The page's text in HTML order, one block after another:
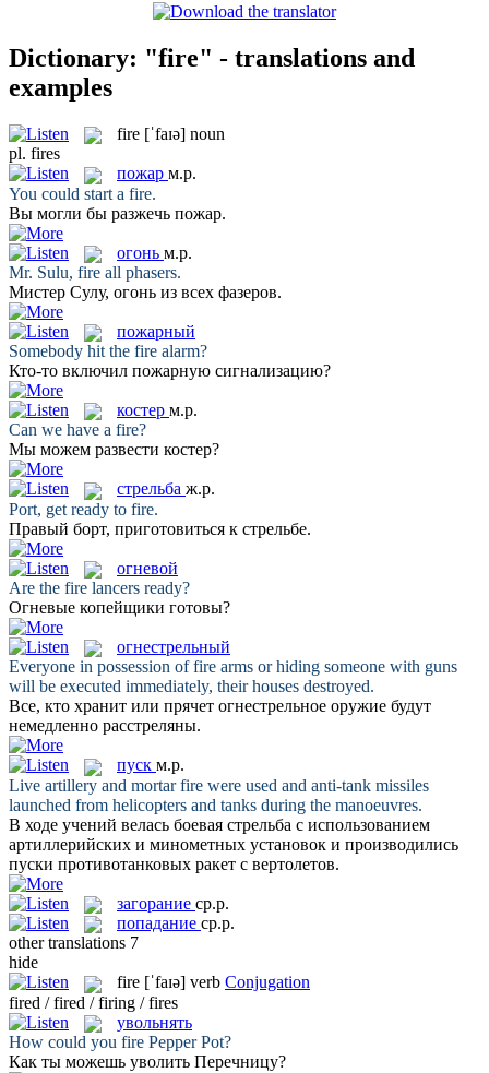
Dictionary: "fire" - translations and
examples
fire [ˈfaɪə] noun
pl. fires
пожар м.р.
You could start a fire.
Вы могли бы разжечь пожар.
огонь м.р.
Mr. Sulu, fire all phasers.
Мистер Сулу, огонь из всех фазеров.
пожарный
Somebody hit the fire alarm?
Кто-то включил пожарную сигнализацию?
костер м.р.
Can we have a fire?
Мы можем развести костер?
стрельба ж.р.
Port, get ready to fire.
Правый борт, приготовиться к стрельбе.
огневой
Are the fire lancers ready?
Огневые копейщики готовы?
огнестрельный
Everyone in possession offire arms or hiding someone with guns
will be executed immediately, their houses destroyed.
Все, кто хранит или прячет огнестрельное оружие будут
немедленно расстреляны.
пуск м.р.
Live artillery and mortarfire were used and anti-tank missiles
launched from helicopters and tanks during the manoeuvres.
В ходе учений велась боевая стрельба с использованием
артиллерийских и минометных установок и производились
пуски противотанковых ракет с вертолетов.
загорание ср.р.
попадание ср.р.
other translations 7
hide
fire [ˈfaɪə] verb Conjugation
fired / fired / firing / fires
увольнять
How could you fire Pepper Pot?
Как ты можешь уволить Перечницу?